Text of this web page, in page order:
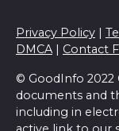
Privacy Policy |
DMCA | Contact
© GoodInfo 2022
documents and
including in